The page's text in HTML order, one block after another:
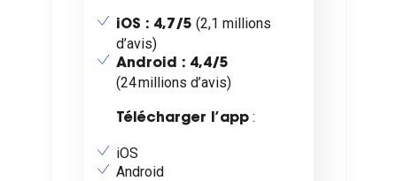
iOS : 4,7/5 (2,1 millions
d’avis)
Android : 4,4/5
(24 millions d’avis)
Télécharger l’app:
iOS
Android